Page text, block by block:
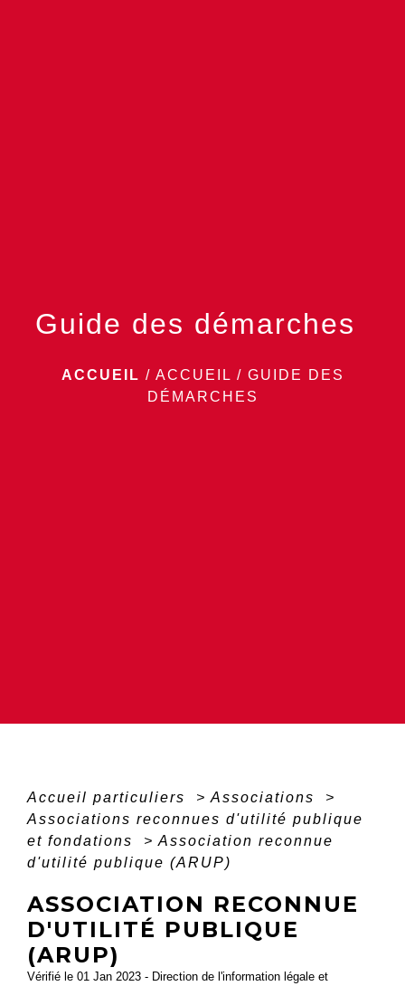
Guide des démarches
ACCUEIL / ACCUEIL / GUIDE DES
DÉMARCHES
Accueil particuliers > Associations
>
Associations reconnues d'utilité publique
et fondations
> Association reconnue
d'utilité publique (ARUP)
ASSOCIATION RECONNUE
D'UTILITÉ PUBLIQUE
(ARUP)
Vérifié le 01 Jan 2023 - Direction de l'information légale et